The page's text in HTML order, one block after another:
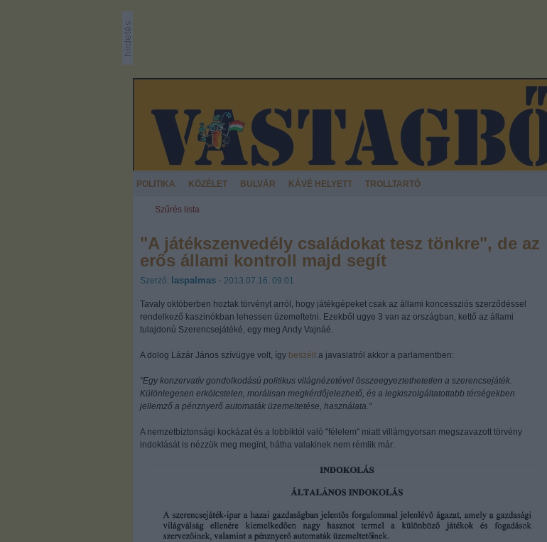
POLITIKA KÖZÉLET BULVÁR KÁVÉ HELYETT TROLLTARTÓ
Szűrés lista
"A játékszenvedély családokat tesz tönkre", de az
erős állami kontroll majd segít
Szerző: laspalmas - 2013.07.16. 09:01
Tavaly októberben hoztak törvényt arról, hogy játékgépeket csak az állami koncessziós szerződéssel
rendelkező kaszinókban lehessen üzemeltetni. Ezekből ugye 3 van az országban, kettő az állami
tulajdonú Szerencsejátéké, egy meg Andy Vajnáé.
A dolog Lázár János szívügye volt, így beszélt a javaslatról akkor a parlamentben:
"Egy konzervatív gondolkodású politikus világnézetével összeegyeztethetetlen a szerencsejáték.
Különlegesen erkölcstelen, morálisan megkérdőjelezhető, és a legkiszolgáltatottabb térségekben
jellemző a pénznyerő automaták üzemeltetése, használata."
A nemzetbiztonsági kockázat és a lobbiktól való "félelem" miatt villámgyorsan megszavazott törvény
indoklását is nézzük meg megint, hátha valakinek nem rémlik már: